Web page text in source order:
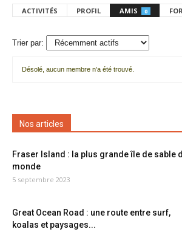
ACTIVITÉS PROFIL AMIS 0
Trier par:
amis
Désolé, aucun membre n'a été trouvé.
Nos articles
Fraser Island : la plus grande île de sable
monde
5 septembre 2023
Great Ocean Road : une route entre surf,
koalas et paysages...